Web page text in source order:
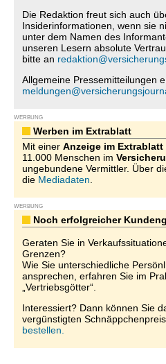
Die Redaktion freut sich auch
Insiderinformationen, wenn sie
unter dem Namen des
unseren Lesern absolute
bitte an
Allgemeine Pressemitteilungen
WERBUNG
Werben im Extrablatt
Mit einer Anzeige im Extrablatt
11.000 Menschen im
ungebundene Vermittler. Über
die Mediadaten
WERBUNG
Noch erfolgreicher
Geraten Sie in
Grenzen?
Wie Sie unterschiedliche
ansprechen, erfahren Sie im
„Vertriebsgötter“.
Interessiert? Dann können Sie
vergünstigten Schnäppchenpreis
bestellen.